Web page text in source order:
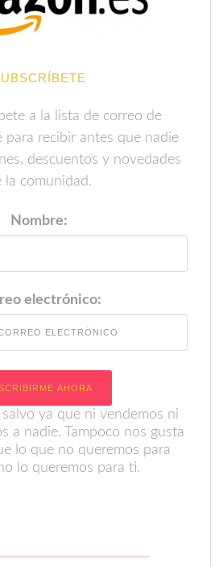
a la lista de correo de
para recibir antes que nadie
descuentos y novedades
la comunidad.
Nombre:
electrónico:
salvo ya que ni vendemos ni
a nadie. Tampoco nos gusta
lo que no queremos para
lo queremos para ti.